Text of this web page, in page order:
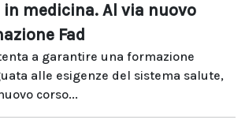
in medicina. Al via nuovo
Fad
a garantire una formazione
alle esigenze del sistema salute,
corso...